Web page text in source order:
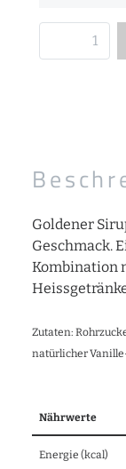
Goldener
Geschmack.
Kombination
Zutaten:
natürlicher
Nährwerte
Energie (kcal)